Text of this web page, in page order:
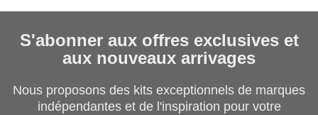
S'abonner aux offres exclusives et
aux nouveaux arrivages
Nous proposons des kits exceptionnels de marques
indépendantes et de l'inspiration pour votre